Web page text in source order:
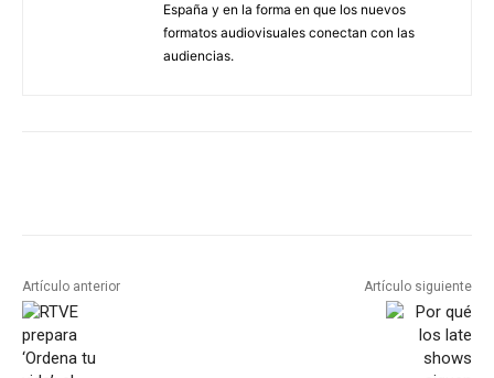
España y en la forma en que los nuevos
formatos audiovisuales conectan con las
audiencias.
Artículo anterior Artículo siguiente